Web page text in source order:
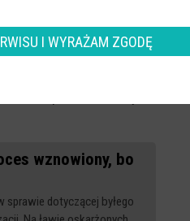
2022 roku, ale
wznowiony, bo
sprawie dotyczącej byłego
I WYRAŻAM ZGODĘ